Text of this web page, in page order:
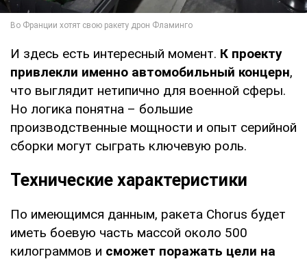
И здесь есть интересный момент. К проекту
привлекли именно автомобильный концерн,
что выглядит нетипично для военной сферы.
Но логика понятна – большие
производственные мощности и опыт серийной
сборки могут сыграть ключевую роль.
Технические характеристики
По имеющимся данным, ракета Chorus будет
иметь боевую часть массой около 500
килограммов и сможет поражать цели на